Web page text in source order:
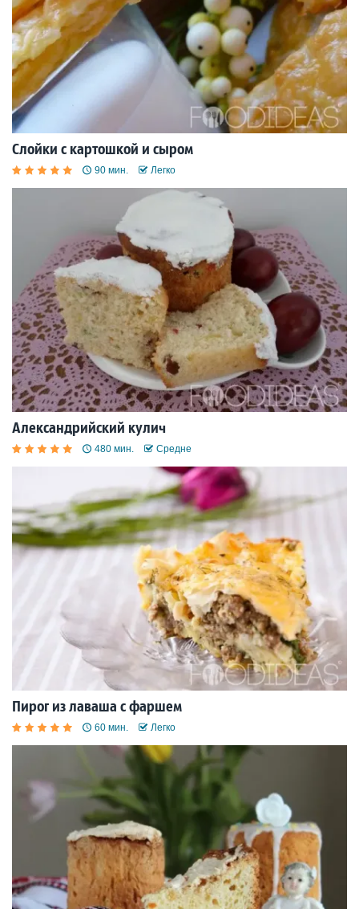
Слойки с картошкой и сыром
90 мин. Легко
Александрийский кулич
480 мин. Средне
Пирог из лаваша с фаршем
60 мин. Легко